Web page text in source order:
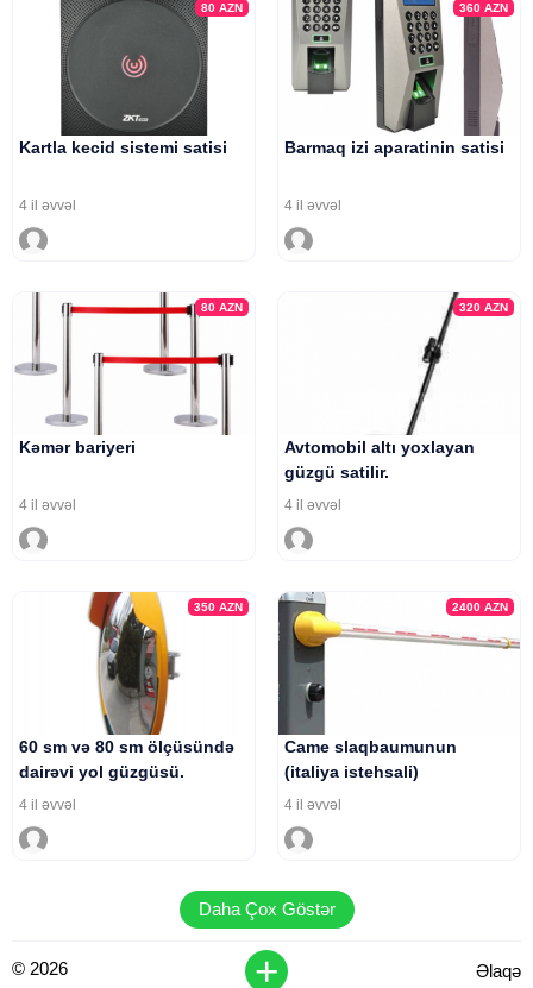
80AZN
Kartla kecid sistemi satisi
4 il əvvəl
360 AZN
Barmaq izi aparatinin satisi
4 il əvvəl
80AZN
Kəmər bariyeri
4 il əvvəl
320 AZN
Avtomobil altı yoxlayan
güzgü satilir.
4 il əvvəl
350AZN
60 sm və 80 sm ölçüsündə
dairəvi yol güzgüsü.
4 il əvvəl
2400 AZN
Came slaqbaumunun
(italiya istehsali)
4 il əvvəl
Daha Çox Göstər
© 2026 Əlaqə
+